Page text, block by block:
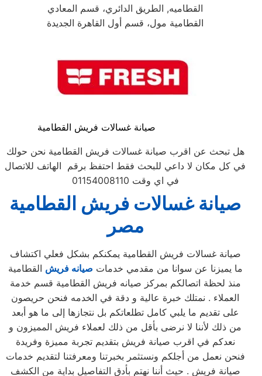
القطاميه, الطريق الدائري، قسم المعادي
القطامية مول، قسم أول القاهرة الجديدة
صيانة غسالات فريش القطامية
هل تبحث عن اقرب صيانة غسالات فريش القطامية نحن حولك
في كل مكان لا داعي للبحث فقط احتفظ برقم الهاتف للاتصال
في اي وقت 01154008110
صيانة غسالات فريش القطامية
مصر
صيانة غسالات فريش القطامية يمكنكم بشكل فعلي اكتشاف
ما يميزنا عن سوانا من مقدمي خدمات صيانه فريش القطامية
منذ لحظة اتصالكم بمركز صيانه فريش القطامية قسم خدمة
العملاء . نمتلك خبرة عالية و دقة في الخدمه فنحن حريصون
على تقديم ما يلبي كامل تطلعاتكم بل نتجازها إلى ما هو أبعد
من ذلك لأننا لا نرضى بأقل من ذلك لعملاء فريش المميزون و
نعدكم في اقرب صيانة فريش بتقديم تجربة مميزة وفريدة
فنحن نعمل من أجلكم ونستثمر بخبرتنا ومعرفتنا لتقديم خدمات
صيانة فريش . حيث أننا نهتم بأدق التفاصيل بداية من الكشف